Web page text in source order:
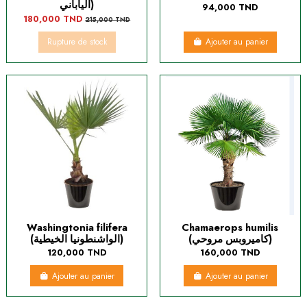
الياباني)
180,000 TND215,000 TND
Rupture de stock
94,000 TND
Ajouter au panier
Washingtonia filifera
(الواشنطونيا الخيطية)
120,000 TND
Ajouter au panier
Chamaerops humilis
(كاميروبس مروحي)
160,000 TND
Ajouter au panier